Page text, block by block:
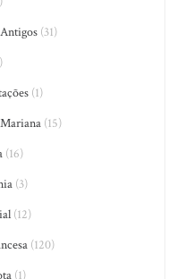
(31)
(1)
(15)
(16)
(3)
(12)
(120)
(1)